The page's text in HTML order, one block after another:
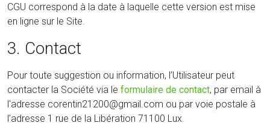
CGU correspond à la date à laquelle cette version est mise
en ligne sur le Site.
3. Contact
Pour toute suggestion ou information, l’Utilisateur peut
contacter la Société via le formulaire de contact, par email à
l'adresse corentin21200@gmail.com ou par voie postale à
l’adresse 1 rue de la Libération 71100 Lux.